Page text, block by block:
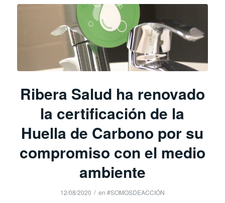
Ribera Salud ha renovado
la certificación de la
Huella de Carbono por su
compromiso con el medio
ambiente
12/08/2020 / en #SOMOSDEACCIÓN